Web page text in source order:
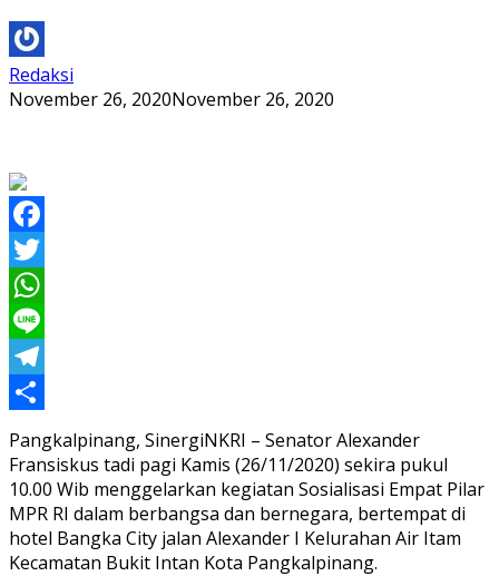
Redaksi
November 26, 2020November 26, 2020
Facebook
Twitter
WhatsApp
Line
Telegram
Share
Pangkalpinang, SinergiNKRI – Senator Alexander
Fransiskus tadi pagi Kamis (26/11/2020) sekira pukul
10.00 Wib menggelarkan kegiatan Sosialisasi Empat Pilar
MPR RI dalam berbangsa dan bernegara, bertempat di
hotel Bangka City jalan Alexander I Kelurahan Air Itam
Kecamatan Bukit Intan Kota Pangkalpinang.